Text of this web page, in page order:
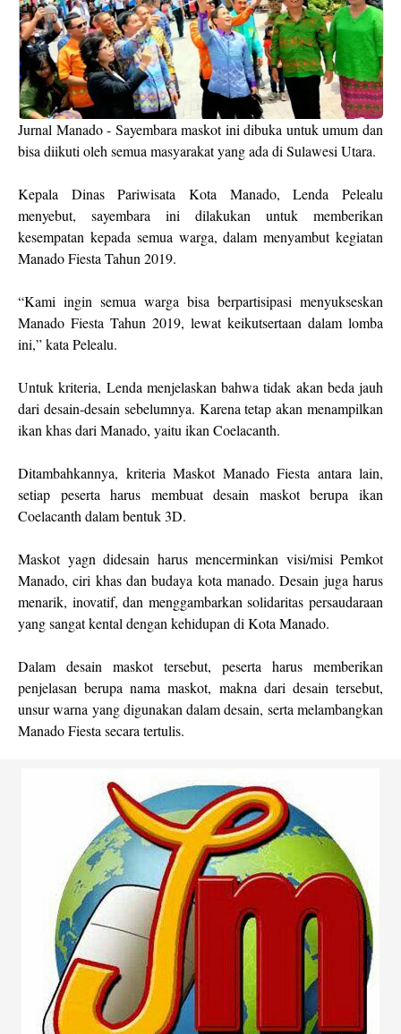
Jurnal Manado - Sayembara maskot ini dibuka untuk umum dan
bisa diikuti oleh semua masyarakat yang ada di Sulawesi Utara.
Kepala Dinas Pariwisata Kota Manado, Lenda Pelealu
menyebut, sayembara ini dilakukan untuk memberikan
kesempatan kepada semua warga, dalam menyambut kegiatan
Manado Fiesta Tahun 2019.
“Kami ingin semua warga bisa berpartisipasi menyukseskan
Manado Fiesta Tahun 2019, lewat keikutsertaan dalam lomba
ini,” kata Pelealu.
Untuk kriteria, Lenda menjelaskan bahwa tidak akan beda jauh
dari desain-desain sebelumnya. Karena tetap akan menampilkan
ikan khas dari Manado, yaitu ikan Coelacanth.
Ditambahkannya, kriteria Maskot Manado Fiesta antara lain,
setiap peserta harus membuat desain maskot berupa ikan
Coelacanth dalam bentuk 3D.
Maskot yagn didesain harus mencerminkan visi/misi Pemkot
Manado, ciri khas dan budaya kota manado. Desain juga harus
menarik, inovatif, dan menggambarkan solidaritas persaudaraan
yang sangat kental dengan kehidupan di Kota Manado.
Dalam desain maskot tersebut, peserta harus memberikan
penjelasan berupa nama maskot, makna dari desain tersebut,
unsur warna yang digunakan dalam desain, serta melambangkan
Manado Fiesta secara tertulis.